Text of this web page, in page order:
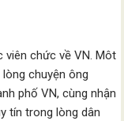
viên chức về VN. Môt
chuyện ông
phố VN, cùng nhận
tín trong lòng dân